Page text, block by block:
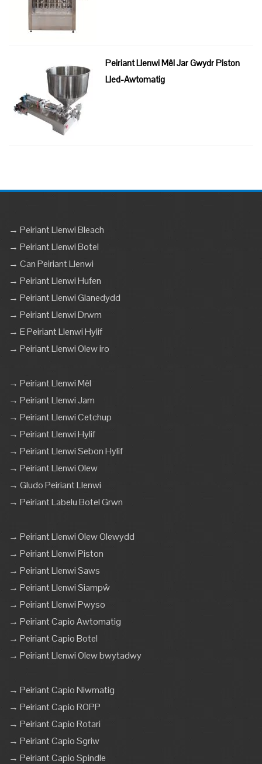
Peiriant Llenwi Mêl Jar Gwydr Piston
Lled-Awtomatig
→ Peiriant Llenwi Bleach
→ Peiriant Llenwi Botel
→ Can Peiriant Llenwi
→ Peiriant Llenwi Hufen
→ Peiriant Llenwi Glanedydd
→ Peiriant Llenwi Drwm
→ E Peiriant Llenwi Hylif
→ Peiriant Llenwi Olew iro
→ Peiriant Llenwi Mêl
→ Peiriant Llenwi Jam
→ Peiriant Llenwi Cetchup
→ Peiriant Llenwi Hylif
→ Peiriant Llenwi Sebon Hylif
→ Peiriant Llenwi Olew
→ Gludo Peiriant Llenwi
→ Peiriant Labelu Botel Grwn
→ Peiriant Llenwi Olew Olewydd
→ Peiriant Llenwi Piston
→ Peiriant Llenwi Saws
→ Peiriant Llenwi Siampŵ
→ Peiriant Llenwi Pwyso
→ Peiriant Capio Awtomatig
→ Peiriant Capio Botel
→ Peiriant Llenwi Olew bwytadwy
→ Peiriant Capio Niwmatig
→ Peiriant Capio ROPP
→ Peiriant Capio Rotari
→ Peiriant Capio Sgriw
→ Peiriant Capio Spindle